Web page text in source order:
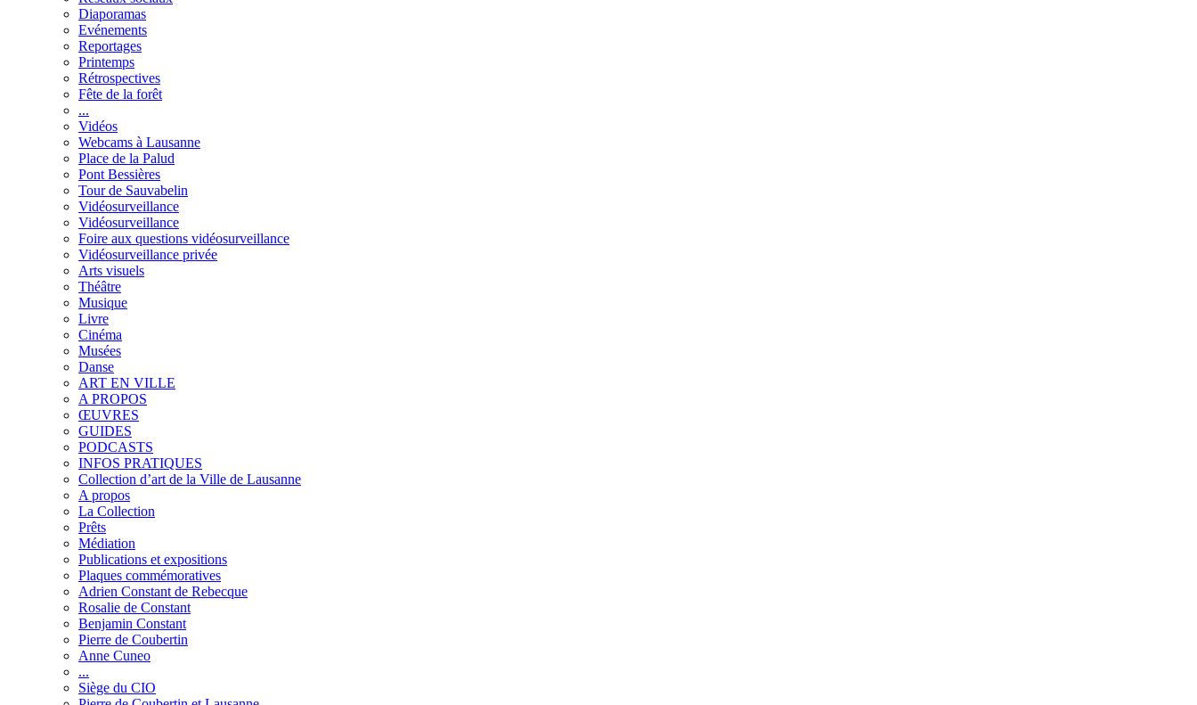
Diaporamas
Evénements
Reportages
Printemps
Rétrospectives
Fête de la forêt
...
Vidéos
Webcams à Lausanne
Place de la Palud
Pont Bessières
Tour de Sauvabelin
Vidéosurveillance
Vidéosurveillance
Foire aux questions vidéosurveillance
Vidéosurveillance privée
Arts visuels
Théâtre
Musique
Livre
Cinéma
Musées
Danse
ART EN VILLE
A PROPOS
ŒUVRES
GUIDES
PODCASTS
INFOS PRATIQUES
Collection d’art de la Ville de Lausanne
A propos
La Collection
Prêts
Médiation
Publications et expositions
Plaques commémoratives
Adrien Constant de Rebecque
Rosalie de Constant
Benjamin Constant
Pierre de Coubertin
Anne Cuneo
...
Siège du CIO